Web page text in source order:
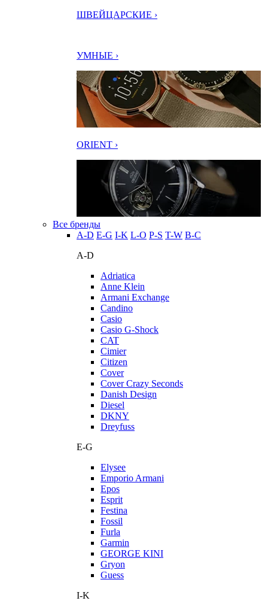
ШВЕЙЦАРСКИЕ ›
УМНЫЕ ›
ORIENT ›
Все бренды
A-D E-G I-K L-O P-S T-W В-С
A-D
Adriatica
Anne Klein
Armani Exchange
Candino
Casio
Casio G-Shock
CAT
Cimier
Citizen
Cover
Cover Crazy Seconds
Danish Design
Diesel
DKNY
Dreyfuss
E-G
Elysee
Emporio Armani
Epos
Esprit
Festina
Fossil
Furla
Garmin
GEORGE KINI
Gryon
Guess
I-K